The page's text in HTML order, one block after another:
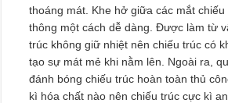
thoáng mát. Khe hở giữa các mắt
thông một cách dễ dàng. Được làm từ
trúc không giữ nhiệt nên chiếu trúc có
tạo sự mát mẻ khi nằm lên. Ngoài ra,
đánh bóng chiếu trúc hoàn toàn thủ
kì hóa chất nào nên chiếu trúc cực kì